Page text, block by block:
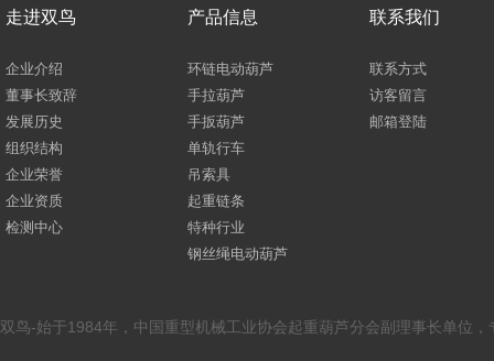
走进双鸟
企业介绍
董事长致辞
发展历史
组织结构
企业荣誉
企业资质
检测中心
产品信息
环链电动葫芦
手拉葫芦
手扳葫芦
单轨行车
吊索具
起重链条
特种行业
钢丝绳电动葫芦
联系我们
联系方式
访客留言
邮箱登陆
双鸟-始于1984年，中国重型机械工业协会起重葫芦分会副理事长单位